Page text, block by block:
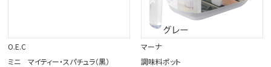
O.E.C
ミニ マイティー・スパチュラ（黒）
マーナ
調味料ポット